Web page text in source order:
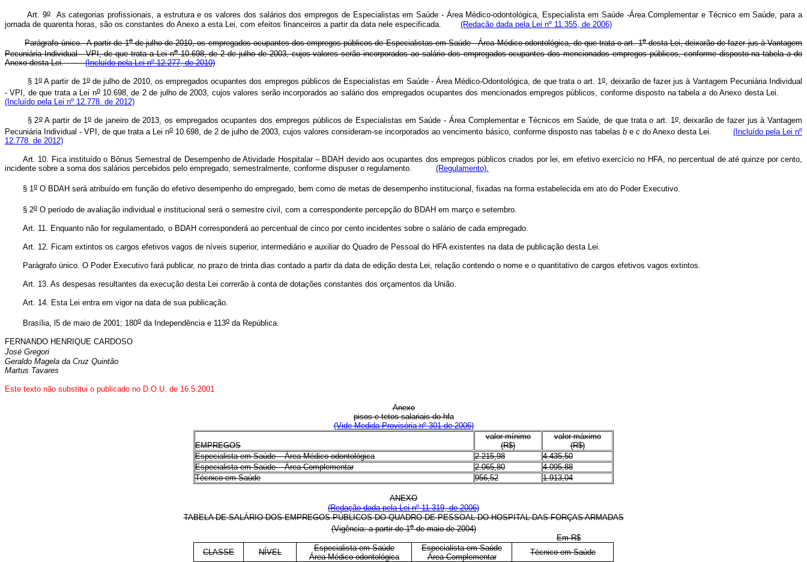
Art. 9oAs categorias profissionais, a estrutura e os valores dos salários dos empregos de Especialistas em Saúde - Área Médico-odontológica, Especialista em Saúde -Área Complementar e Técnico em Saúde, para a
jornada de quarenta horas, são os constantes do Anexo a esta Lei, com efeitos financeiros a partir da data nele especificada.
(Redação dada pela Lei nº 11.355, de 2006)
Parágrafo único. A partir de 1ode julho de 2010, os empregados ocupantes dos empregos públicos de Especialistas em Saúde - Área Médico-odontológica, de que trata o art. 1odesta Lei, deixarão de fazer jus à Vantagem
Pecuniária Individual - VPI, de que trata a Lei no10.698, de 2 de julho de 2003, cujos valores serão incorporados ao salário dos empregados ocupantes dos mencionados empregos públicos, conforme disposto na tabelaado
Anexo desta Lei.(Incluído pela Lei nº 12.277, de 2010)
§ 1oA partir de 1ode julho de 2010, os empregados ocupantes dos empregos públicos de Especialistas em Saúde - Área Médico-Odontológica, de que trata o art. 1o, deixarão de fazer jus à Vantagem Pecuniária Individual
- VPI, de que trata a Lei no10.698, de 2 de julho de 2003, cujos valores serão incorporados ao salário dos empregados ocupantes dos mencionados empregos públicos, conforme disposto na tabelaa do Anexo desta Lei.
(Incluído pela Lei nº 12.778. de 2012)
§ 2oA partir de 1ode janeiro de 2013, os empregados ocupantes dos empregos públicos de Especialistas em Saúde - Área Complementar e Técnicos em Saúde, de que trata o art. 1o, deixarão de fazer jus à Vantagem
Pecuniária Individual - VPI, de que trata a Lei no10.698, de 2 de julho de 2003, cujos valores consideram-se incorporados ao vencimento básico, conforme disposto nas tabelas b e c do Anexo desta Lei. (Incluído pela Lei nº
12.778. de 2012)
Art. 10. Fica instituído o Bônus Semestral de Desempenho de Atividade Hospitalar – BDAH devido aos ocupantes dos empregos públicos criados por lei, em efetivo exercício no HFA, no percentual de até quinze por cento,
incidente sobre a soma dos salários percebidos pelo empregado, semestralmente, conforme dispuser o regulamento. (Regulamento).
§ 1o O BDAH será atribuído em função do efetivo desempenho do empregado, bem como de metas de desempenho institucional, fixadas na forma estabelecida em ato do Poder Executivo.
§ 2o O período de avaliação individual e institucional será o semestre civil, com a correspondente percepção do BDAH em março e setembro.
Art. 11. Enquanto não for regulamentado, o BDAH corresponderá ao percentual de cinco por cento incidentes sobre o salário de cada empregado.
Art. 12. Ficam extintos os cargos efetivos vagos de níveis superior, intermediário e auxiliar do Quadro de Pessoal do HFA existentes na data de publicação desta Lei.
Parágrafo único. O Poder Executivo fará publicar, no prazo de trinta dias contado a partir da data de edição desta Lei, relação contendo o nome e o quantitativo de cargos efetivos vagos extintos.
Art. 13. As despesas resultantes da execução desta Lei correrão à conta de dotações constantes dos orçamentos da União.
Art. 14. Esta Lei entra em vigor na data de sua publicação.
Brasília, l5 de maio de 2001; 180o da Independência e 113o da República.
FERNANDO HENRIQUE CARDOSO
José Gregori
Geraldo Magela da Cruz Quintão
Martus Tavares
Este texto não substitui o publicado no D.O.U. de 16.5.2001
Anexo
pisos e tetos salariais do hfa
(Vide Medida Provisória nº 301 de 2006)
EMPREGOS
valor mínimo
(R$)
valor máximo
(R$)
Especialista em Saúde – Área Médico-odontológica
2.215,98
4.435,50
Especialista em Saúde – Área Complementar
2.065,80
4.095,88
Técnico em Saúde
956,52 1.913,04
ANEXO
(Redação dada pela Lei nº 11.319, de 2006)
TABELA DE SALÁRIO DOS EMPREGOS PÚBLICOS DO QUADRO DE PESSOAL DO HOSPITAL DAS FORÇAS ARMADAS
(Vigência: a partir de 1ode maio de 2004)
Em R$
CLASSE
NÍVEL
Especialista em Saúde
Área Médico-odontológica
Especialista em Saúde
Área Complementar
Técnico em Saúde